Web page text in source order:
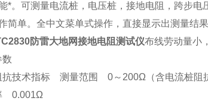
*。可测量电流桩，电压桩，接地电阻，跨步电
简单。全中文菜单式操作，直接显示出测量结果
防雷大地网接地电阻测试仪布线劳动量小
数
抗技术指标 测量范围 0～200Ω（含电流桩阻
0.001Ω